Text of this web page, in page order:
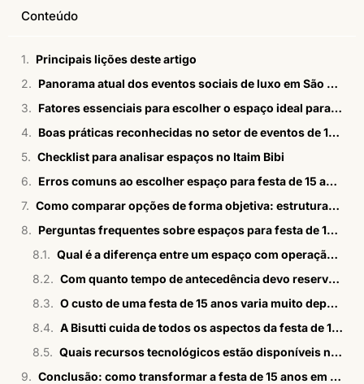
Conteúdo
Principais lições deste artigo
Panorama atual dos eventos sociais de luxo em São Paulo
Fatores essenciais para escolher o espaço ideal para festa de 15 anos
Boas práticas reconhecidas no setor de eventos de 15 anos
Checklist para analisar espaços no Itaim Bibi
Erros comuns ao escolher espaço para festa de 15 anos e como evitá-los
Como comparar opções de forma objetiva: estrutura, flexibilidade, especialização e personalização
Perguntas frequentes sobre espaços para festa de 15 anos no Itaim Bibi
Qual é a diferença entre um espaço com operação integrada e um salão convencional?
Com quanto tempo de antecedência devo reservar o espaço para a festa de 15 anos no Itaim Bibi?
O custo de uma festa de 15 anos varia muito dependendo do espaço escolhido?
A Bisutti cuida de todos os aspectos da festa de 15 anos?
Quais recursos tecnológicos estão disponíveis nos espaços da Bisutti no Itaim Bibi?
Conclusão: como transformar a festa de 15 anos em um momento inesquecível